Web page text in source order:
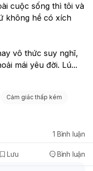
nghĩa bạn: Nhận thức
luồng thông tin trong
và bạn có thể chọn cách
chuyên gia y tế của
cuộc sống thì tôi và
không hề có xích
vô thức suy nghĩ,
mái yêu đời. Lú...
Cảm giác thấp kém
Lưu Bình luận
1 Bình luận